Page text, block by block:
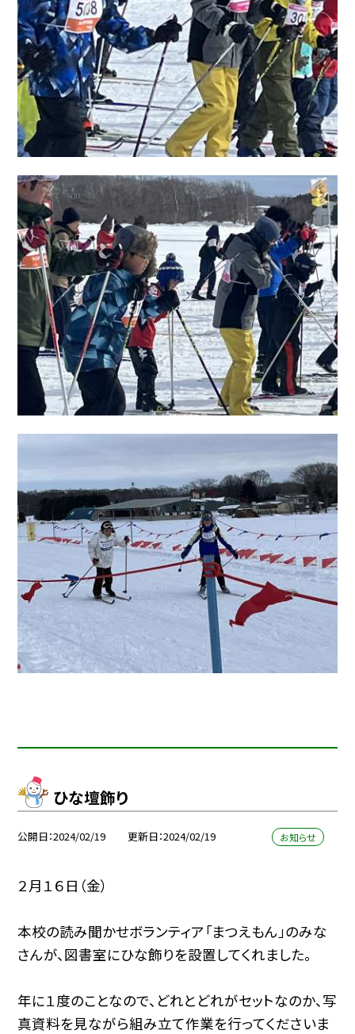
ひな壇飾り
公開日 2024/02/19 更新日 2024/02/19 お知らせ
２月１６日（金）
本校の読み聞かせボランティア「まつえもん」のみな
さんが、図書室にひな飾りを設置してくれました。
年に１度のことなので、どれとどれがセットなのか、写
真資料を見ながら組み立て作業を行ってくださいま